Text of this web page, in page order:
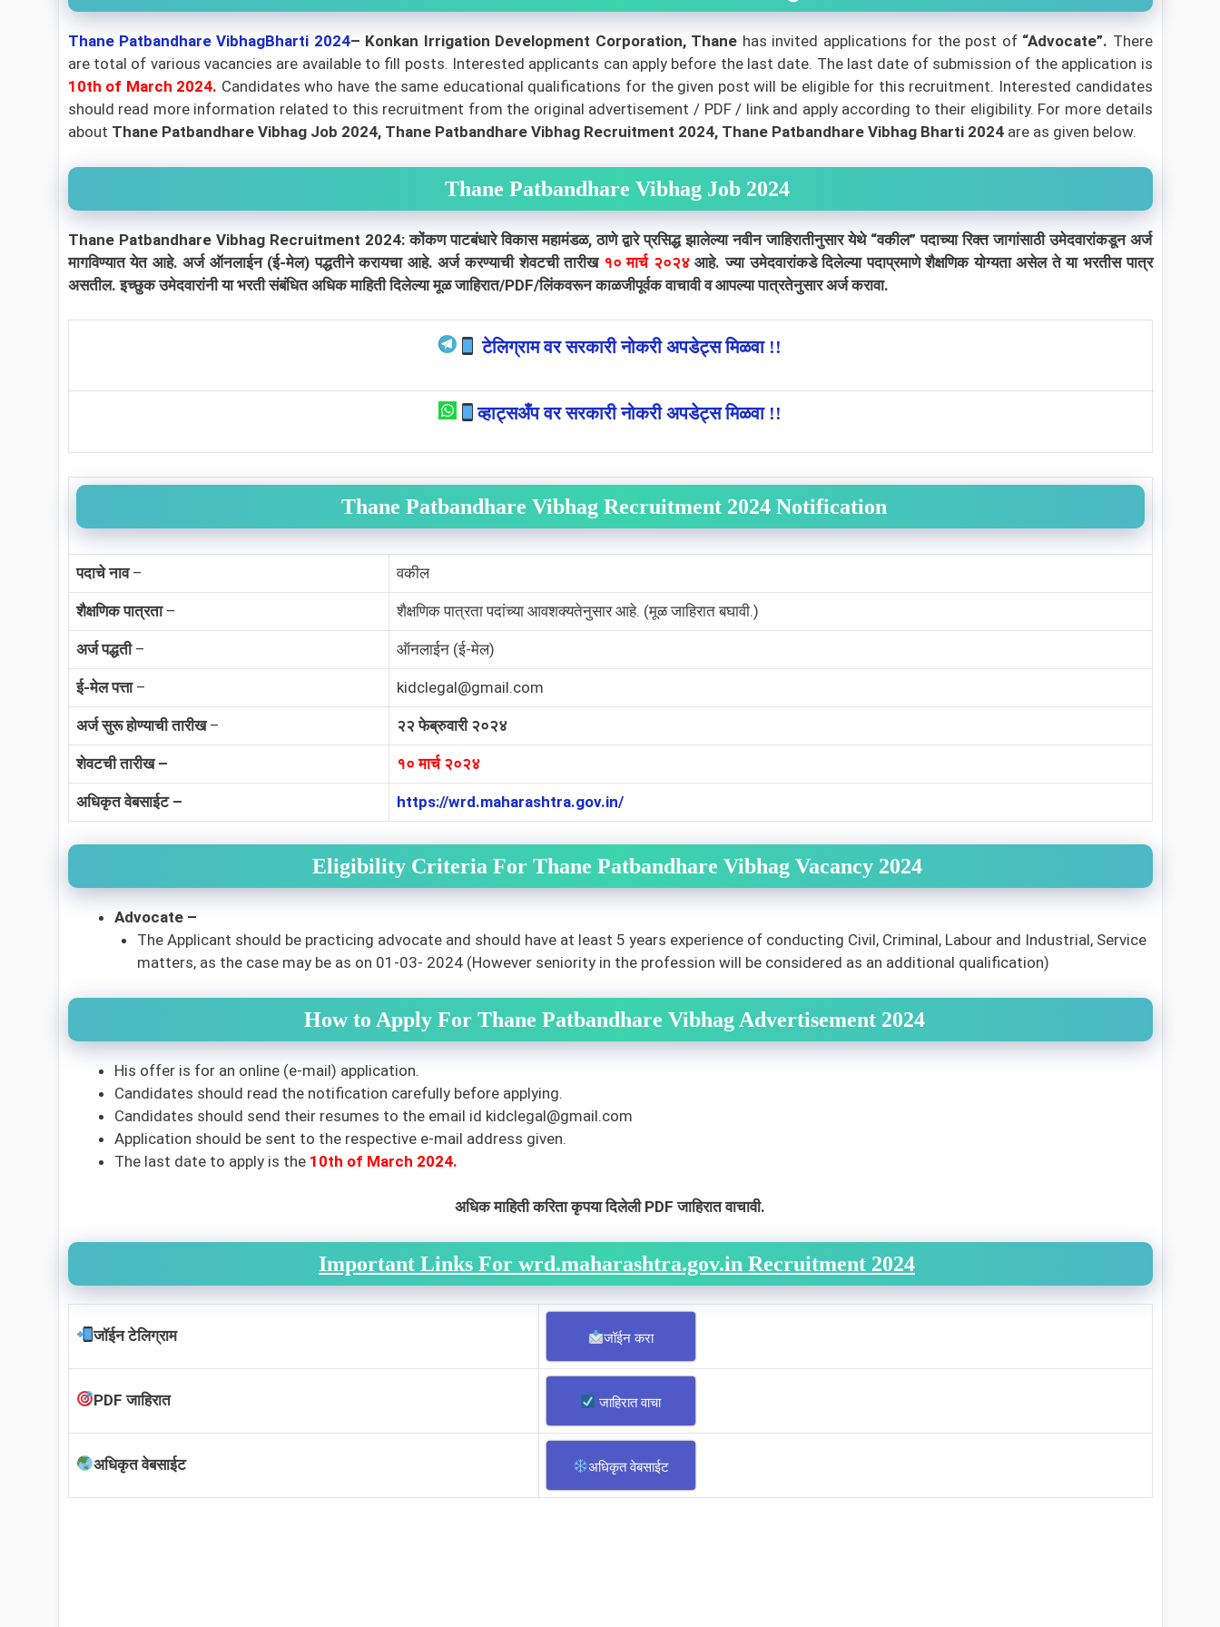
Thane Patbandhare VibhagBharti 2024– Konkan Irrigation Development Corporation, Thane has invited applications for the post of“Advocate”. There
are total of various vacancies are available to fill posts. Interested applicants can apply before the last date. The last date of submission of the application is
10th of March 2024. Candidates who have the same educational qualifications for the given post will be eligible for this recruitment. Interested candidates
should read more information related to this recruitment from the original advertisement / PDF / link and apply according to their eligibility. For more details
about Thane Patbandhare Vibhag Job 2024, Thane Patbandhare Vibhag Recruitment 2024, Thane Patbandhare Vibhag Bharti 2024 are as given below.
Thane Patbandhare Vibhag Job 2024
Thane Patbandhare Vibhag Recruitment 2024: कोंकण पाटबंधारे विकास महामंडळ, ठाणे द्वारे प्रसिद्ध झालेल्या नवीन जाहिरातीनुसार येथे “वकील” पदाच्या रिक्त जागांसाठी उमेदवारांकडून अर्ज
मागविण्यात येत आहे. अर्ज ऑनलाईन (ई-मेल) पद्धतीने करायचा आहे. अर्ज करण्याची शेवटची तारीख १० मार्च २०२४आहे. ज्या उमेदवारांकडे दिलेल्या पदाप्रमाणे शैक्षणिक योग्यता असेल ते या भरतीस पात्र
असतील. इच्छुक उमेदवारांनी या भरती संबंधित अधिक माहिती दिलेल्या मूळ जाहिरात/PDF/लिंकवरून काळजीपूर्वक वाचावी व आपल्या पात्रतेनुसार अर्ज करावा.
टेलिग्राम वर सरकारी नोकरी अपडेट्स मिळवा !!
व्हाट्सअँप वर सरकारी नोकरी अपडेट्स मिळवा !!
Thane Patbandhare Vibhag Recruitment 2024 Notification
पदाचे नाव– वकील
शैक्षणिक पात्रता– शैक्षणिक पात्रता पदांच्या आवशक्यतेनुसार आहे. (मूळ जाहिरात बघावी.)
अर्ज पद्धती– ऑनलाईन (ई-मेल)
ई-मेल पत्ता– kidclegal@gmail.com
अर्ज सुरू होण्याची तारीख– २२ फेब्रुवारी २०२४
शेवटची तारीख – १० मार्च २०२४
अधिकृत वेबसाईट – https://wrd.maharashtra.gov.in/
Eligibility Criteria For Thane Patbandhare Vibhag Vacancy 2024
Advocate –
The Applicant should be practicing advocate and should have at least 5 years experience of conducting Civil, Criminal, Labour and Industrial, Service
matters, as the case may be as on 01-03- 2024 (However seniority in the profession will be considered as an additional qualification)
How to Apply For Thane Patbandhare Vibhag Advertisement 2024
His offer is for an online (e-mail) application.
Candidates should read the notification carefully before applying.
Candidates should send their resumes to the email id kidclegal@gmail.com
Application should be sent to the respective e-mail address given.
The last date to apply is the 10th of March 2024.
अधिक माहिती करिता कृपया दिलेली PDF जाहिरात वाचावी.
Important Links For wrd.maharashtra.gov.in Recruitment 2024
जॉईन टेलिग्राम जॉईन करा
PDF जाहिरात जाहिरात वाचा
अधिकृत वेबसाईट अधिकृत वेबसाईट